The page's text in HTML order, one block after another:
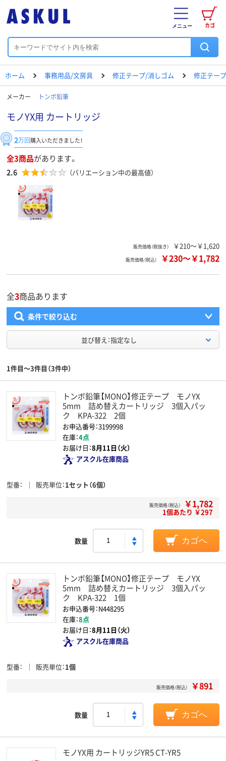
カゴ
メニュー
ホーム 事務用品/文房具 修正テープ/消しゴム 修正テープ
メーカー トンボ鉛筆
モノYX用 カートリッジ
2万回購入いただきました！
全3商品があります。
2.6 （バリエーション中の最高値）
販売価格（税抜き） ￥210～￥1,620
販売価格（税込） ￥230～￥1,782
全3商品あります
条件で絞り込む
並び替え：指定なし
1件目～3件目（3件中）
トンボ鉛筆【MONO】修正テープ モノYX
5mm 詰め替えカートリッジ 3個入パッ
ク KPA-322 2個
お申込番号：3199998
在庫：4点
お届け日：8月11日（火）
アスクル在庫商品
型番 販売単位 1セット（6個）
販売価格（税込） ￥1,782
1個あたり ￥297
数量 カゴへ
トンボ鉛筆【MONO】修正テープ モノYX
5mm 詰め替えカートリッジ 3個入パッ
ク KPA-322 1個
お申込番号：N448295
在庫：8点
お届け日：8月11日（火）
アスクル在庫商品
型番 販売単位 1個
販売価格（税込） ￥891
数量 カゴへ
モノYX用 カートリッジYR5 CT-YR5